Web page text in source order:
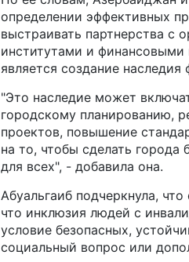
определении эффективных
выстраивать партнерства с
институтами и
является создание
"Это наследие может
городскому планированию,
проектов, повышение
на то, чтобы сделать
для всех", - добавила она.
Абуальгаиб подчеркнула,
что инклюзия людей с
условие безопасных,
социальный вопрос или